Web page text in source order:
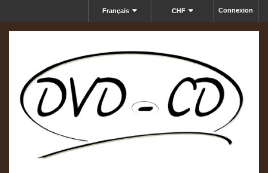
Connexion
CHF
Français